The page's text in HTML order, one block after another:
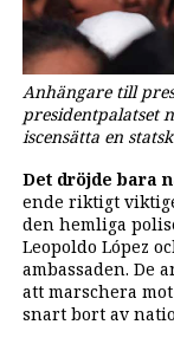
Anhängare till
presidentpalatset
iscensätta en
Det dröjde bara
ende riktigt
den hemliga
Leopoldo López
ambassaden. De
att marschera
snart bort av